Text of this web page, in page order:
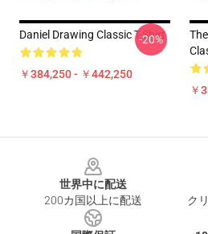
Daniel Drawing Classic T-Shirt
￥384,250 - ￥442,250
-20%
￥
世界中に配送
200カ国以上に配送
ク